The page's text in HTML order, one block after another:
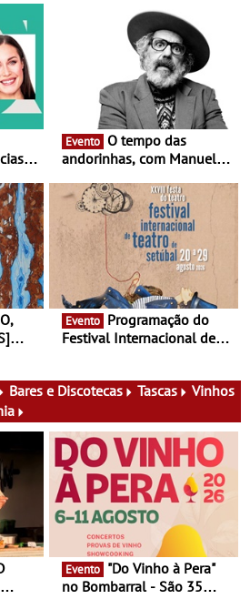
da
da
Evento
andorinhas, com Manuel
Atum - Concerto
performance na MAAT
Gallery a 3 de Setembro,
19:30
Evento
Festival Internacional de
29 de Agosto
Bares e Discotecas Tascas
Vinhos
Evento
no Bombarral - São 35